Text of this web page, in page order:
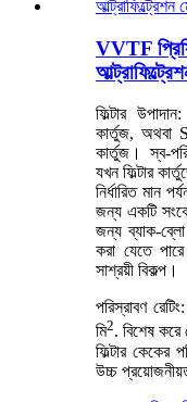
VVTF
ফিল্টার
কার্তুজ, অথবা
কার্তুজ। স্ব-
যখন ফিল্টার
নির্ধারিত মান
জন্য একটি
জন্য ব্যাক-ব্লো
করা যেতে
সাশ্রয়ী বিকল্প।
পরিস্রাবণ
মি2. বিশেষ করে
ফিল্টার কেকের
উচ্চ